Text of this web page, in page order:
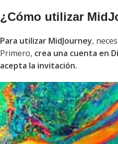
¿Cómo utilizar
Para utilizar MidJourney,
Primero, crea una cuenta en
acepta la invitación.